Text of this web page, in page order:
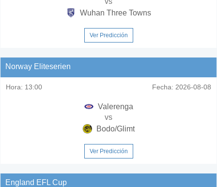
Wuhan Three Towns
Ver Predicción
Norway Eliteserien
Hora: 13:00 Fecha: 2026-08-08
Valerenga
vs
Bodo/Glimt
Ver Predicción
England EFL Cup